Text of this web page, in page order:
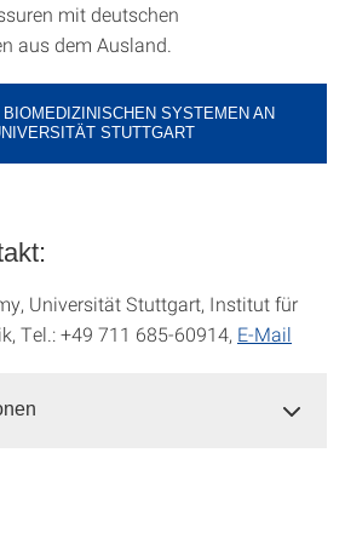
mit deutschen
aus dem Ausland.
BIOMEDIZINISCHEN SYSTEMEN AN
STUTTGART
Universität Stuttgart, Institut für
Tel.: +49 711 685-60914, E-Mail